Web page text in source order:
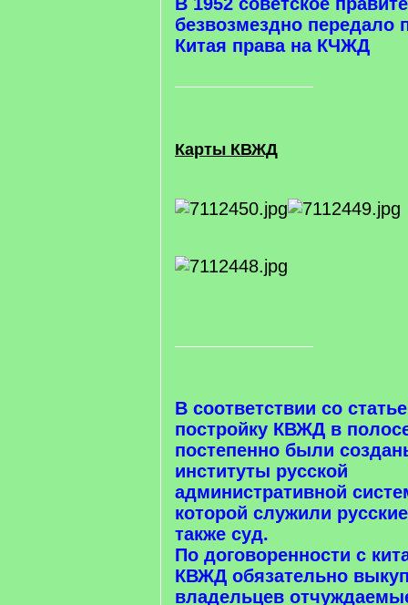
безвозмездно передало
Китая права на КЧЖД
Карты КВЖД
В соответствии со
постройку КВЖД в
постепенно были
институты русской
административной
которой служили
также суд.
По договоренности с
КВЖД обязательно
владельцев